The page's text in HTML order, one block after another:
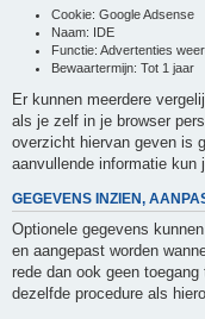
Cookie: Google Adsense
Naam: IDE
Functie: Advertenties
Bewaartermijn: Tot 1 jaar
Er kunnen meerdere
als je zelf in je browser
overzicht hiervan geven is
aanvullende informatie kun
GEGEVENS INZIEN,
Optionele gegevens
en aangepast worden
rede dan ook geen
dezelfde procedure als